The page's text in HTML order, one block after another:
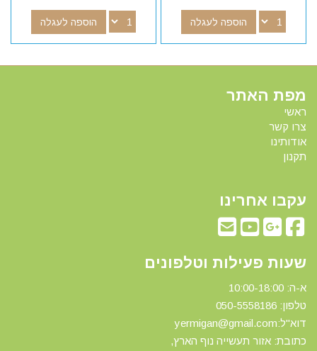
הוספה לעגלה הוספה לעגלה
מפת האתר
ראשי
צרו קשר
אודותינו
תקנון
עקבו אחרינו
שעות פעילות וטלפונים
א-ה: 10:00-18:00
טלפון: 0 50-5558186
דוא"ל:yermigan@gmail.com
כתובת: אזור תעשייה נוף הארץ,